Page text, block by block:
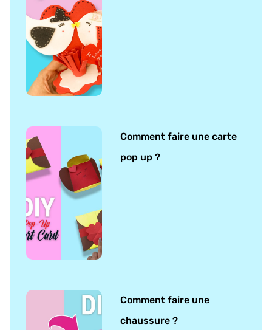
Comment faire une carte
pop up ?
Comment faire une
chaussure ?